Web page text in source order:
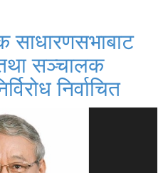
साधारणसभाबाट
सञ्चालक
निर्वाचित